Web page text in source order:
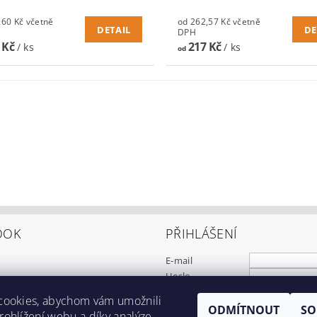
včetně
/ ks
DETAIL
od 262,57 Kč včetně
DPH
od217 Kč/ ks
PŘIHLÁŠENÍ
E-mail
Heslo
abychom vám umožnili
ODMÍTNOUT